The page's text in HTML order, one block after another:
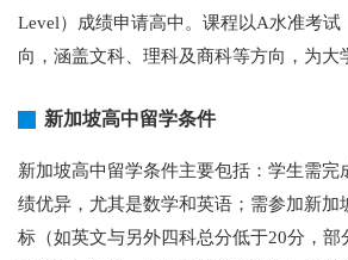
Level）成绩申请高中。课程以A水准考试
向，涵盖文科、理科及商科等方向，为大
新加坡高中留学条件
新加坡高中留学条件主要包括：学生需完
绩优异，尤其是数学和英语；需参加新加
标（如英文与另外四科总分低于20分，部